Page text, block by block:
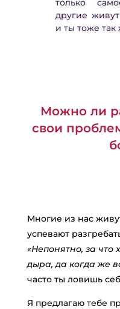
только
другие
и ты тоже так
Можно ли
свои
Многие из нас
успевают
«Непонятно, за что
дыра, да когда же
часто ты ловишь
Я предлагаю тебе